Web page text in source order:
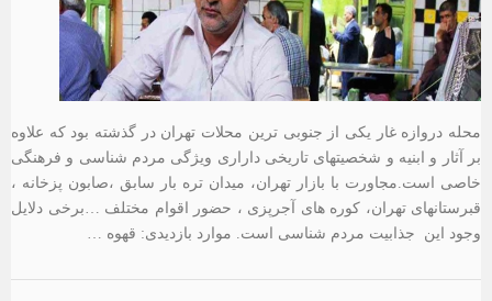
محله دروازه غار یکی از جنوبی ترین محلات تهران در گذشته بود که علاوه
بر آثار و ابنیه و شخصیتهای تاریخی داراری ویژگی مردم شناسی و فرهنگی
خاصی است.مجاورت با بازار تهران، میدان تره بار سابق ،صابون پزخانه ،
قبرستانهای تهران، کوره های آجرپزی ، حضور اقوام مختلف …برخی دلایل
وجود این جذابیت مردم شناسی است. موارد بازدیدی: قهوه …